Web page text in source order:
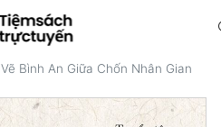
Vẽ Bình An Giữa Chốn Nhân Gian